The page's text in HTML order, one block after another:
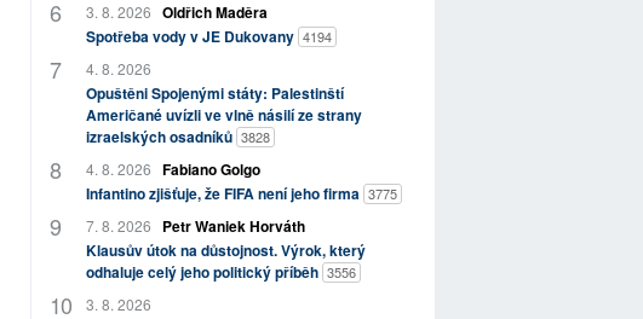
3. 8. 2026 Oldřich Maděra
Spotřeba vody v JE Dukovany 4194
4. 8. 2026
Opuštěni Spojenými státy: Palestinští
Američané uvízli ve vlně násilí ze strany
izraelských osadníků 3828
4. 8. 2026 Fabiano Golgo
Infantino zjišťuje, že FIFA není jeho firma 3775
7. 8. 2026
Petr Waniek Horváth
Klausův útok na důstojnost. Výrok, který
odhaluje celý jeho politický příběh 3556
3. 8. 2026